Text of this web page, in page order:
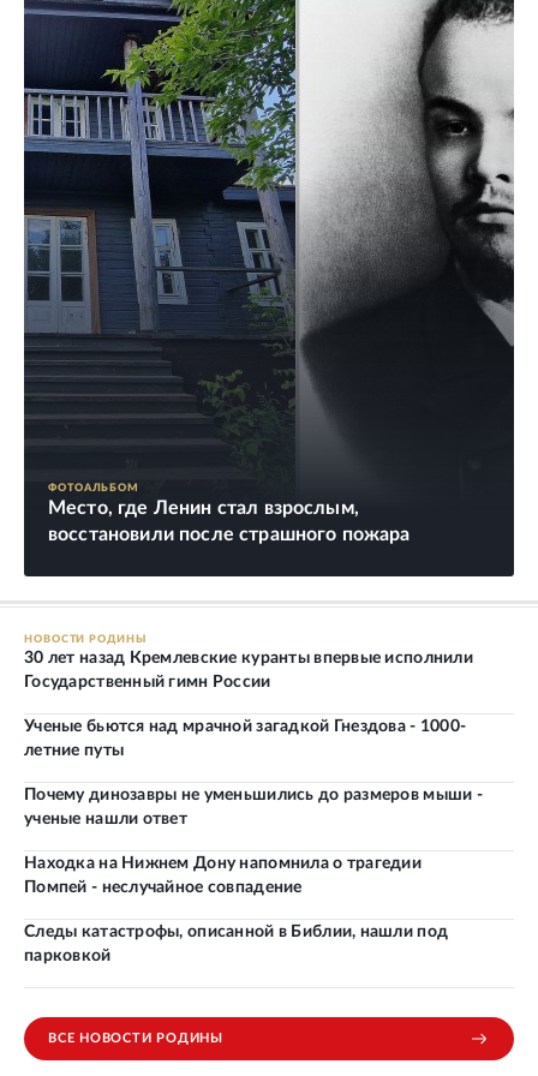
ФОТОАЛЬБОМ
Место, где Ленин стал взрослым,
восстановили после страшного пожара
НОВОСТИ РОДИНЫ
30 лет назад Кремлевские куранты впервые исполнили
Государственный гимн России
Ученые бьются над мрачной загадкой Гнездова - 1000-
летние путы
Почему динозавры не уменьшились до размеров мыши -
ученые нашли ответ
Находка на Нижнем Дону напомнила о трагедии
Помпей - неслучайное совпадение
Следы катастрофы, описанной в Библии, нашли под
парковкой
ВСЕ НОВОСТИ РОДИНЫ